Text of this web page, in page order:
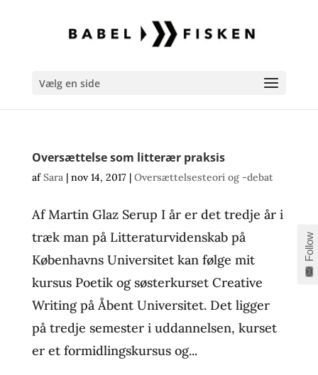
Vælg en side
Oversættelse som litterær praksis
afSara| nov 14, 2017| Oversættelsesteori og -debat
Af Martin Glaz Serup I år er det tredje år i
træk man på Litteraturvidenskab på
Københavns Universitet kan følge mit
kursus Poetik og søsterkurset Creative
Writing på Åbent Universitet. Det ligger
på tredje semester i uddannelsen, kurset
er et formidlingskursus og...
Follow